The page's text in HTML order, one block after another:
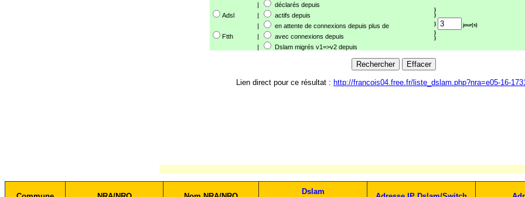
|
déclarés depuis
}
}
}
jour(s)
}
}
Adsl |
actifs depuis
|
en attente de connexions depuis plus de
Ftth
|
avec connexions depuis
|
Dslam migrés v1=>v2 depuis
Lien direct pour ce résultat : http://francois04.free.fr/liste_dslam.php?nra=e05-16-
Dslam